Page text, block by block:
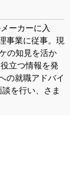
ーカーに入
事業に従事。現
の知見を活か
立つ情報を発
の就職アドバイ
を行い、さま